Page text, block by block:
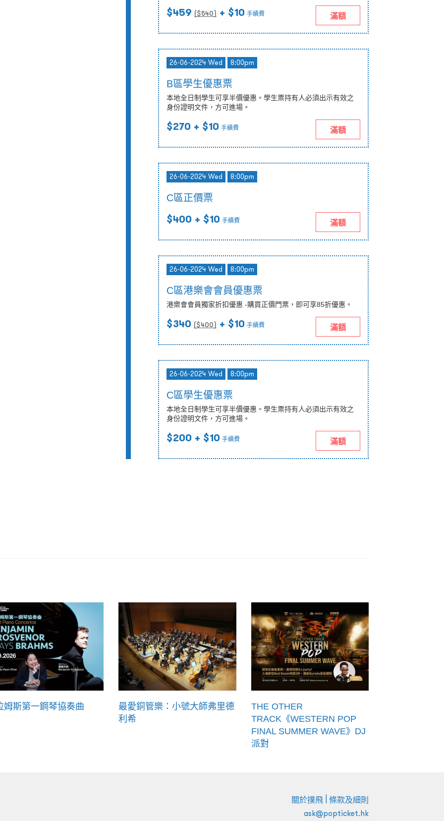
$459 ($540) + $10 手續費 滿額
26-06-2024 Wed 8:00pm
B區學生優惠票
本地全日制學生可享半價優惠。學生票持有人必須出示有效之
身份證明文件，方可進場。
$270 + $10 手續費 滿額
26-06-2024 Wed 8:00pm
C區正價票
$400 + $10 手續費 滿額
26-06-2024 Wed 8:00pm
C區港樂會會員優惠票
港樂會會員獨家折扣優惠 -購買正價門票，即可享85折優惠。
$340 ($400) + $10 手續費 滿額
26-06-2024 Wed 8:00pm
C區學生優惠票
本地全日制學生可享半價優惠。學生票持有人必須出示有效之
身份證明文件，方可進場。
$200 + $10 手續費 滿額
姆斯第一鋼琴協奏曲
最愛銅管樂：小號大師弗里德
利希
THE OTHER
TRACK《WESTERN POP
FINAL SUMMER WAVE》DJ
派對
關於撲飛 條款及細則
ask@popticket.hk